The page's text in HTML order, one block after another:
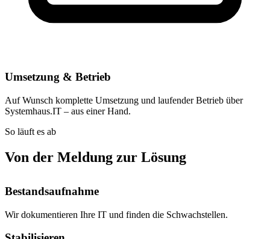
Umsetzung & Betrieb
Auf Wunsch komplette Umsetzung und laufender Betrieb über
Systemhaus.IT – aus einer Hand.
So läuft es ab
Von der Meldung zur Lösung
Bestandsaufnahme
Wir dokumentieren Ihre IT und finden die Schwachstellen.